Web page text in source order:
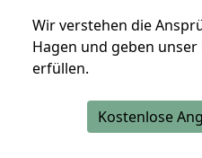
Wir verstehen die
Hagen und geben unser
erfüllen.
Kostenlose